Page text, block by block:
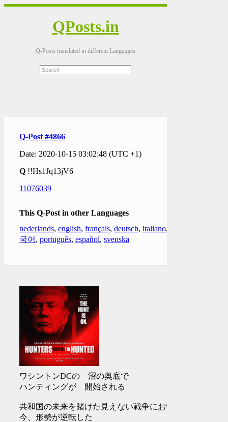
QPosts.in
Q-Posts translated in different Languages
Q-Post #4866
Date: 2020-10-15 03:02:48 (UTC +1)
Q !!Hs1Jq13jV6
11076039
This Q-Post in other Languages
nederlands, english, français, deutsch, italiano,
국어 , português, español, svenska
ワシントンDCの 沼の奥底で
ハンティングが 開始される
共和国の未来を賭けた見えない戦争において
今、形勢が逆転した